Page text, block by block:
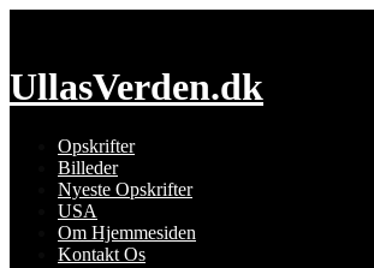
UllasVerden.dk
Opskrifter
Billeder
Nyeste Opskrifter
USA
Om Hjemmesiden
Kontakt Os